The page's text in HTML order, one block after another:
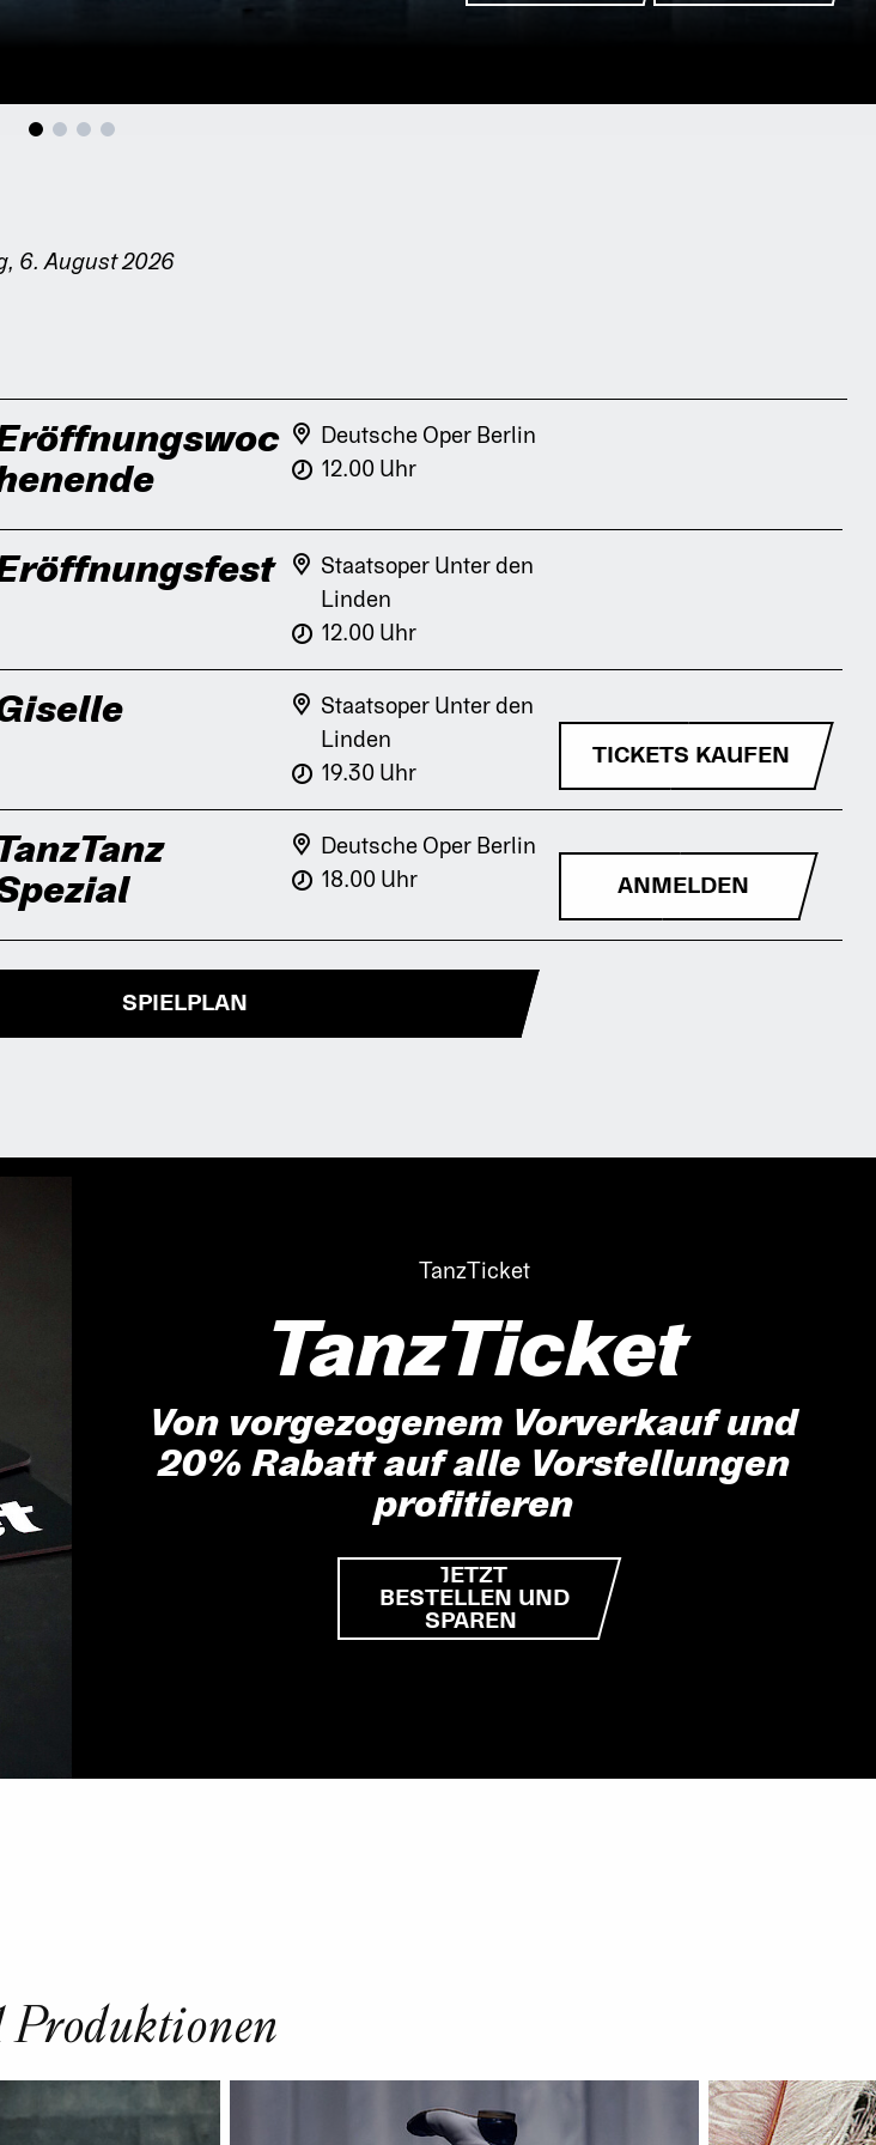
6. August 2026
Deutsche Oper Berlin
12.00 Uhr
Staatsoper Unter den
Linden
12.00 Uhr
Staatsoper Unter den
Linden
19.30 Uhr
TICKETS KAUFEN
Deutsche Oper Berlin
18.00 Uhr
ANMELDEN
SPIELPLAN
TanzTicket
TanzTicket
Von vorgezogenem Vorverkauf und
20% Rabatt auf alle Vorstellungen
profitieren
JETZT
BESTELLEN UND
SPAREN
Produktionen